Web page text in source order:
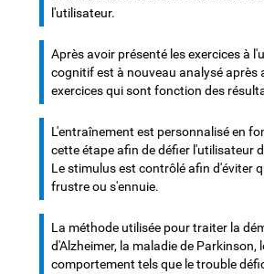
l'utilisateur.
Après avoir présenté les exercices à
cognitif est à nouveau analysé après
exercices qui sont fonction des
L'entraînement est personnalisé en
cette étape afin de défier l'utilisateur
Le stimulus est contrôlé afin d'éviter
frustre ou s'ennuie.
La méthode utilisée pour traiter la
d'Alzheimer, la maladie de Parkinson,
comportement tels que le trouble